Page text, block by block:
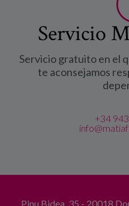
Servicio
Servicio gratuito en el
te aconsejamos
+34
Pinu Bidea, 35 - 20018